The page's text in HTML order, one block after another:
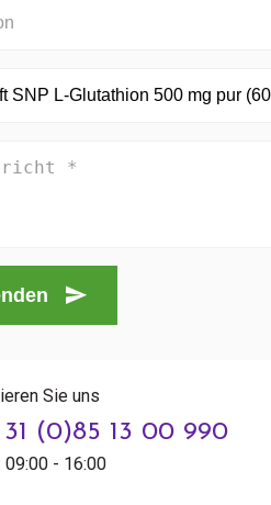
Sie uns
31 (0)85 13 00 990
09:00 - 16:00